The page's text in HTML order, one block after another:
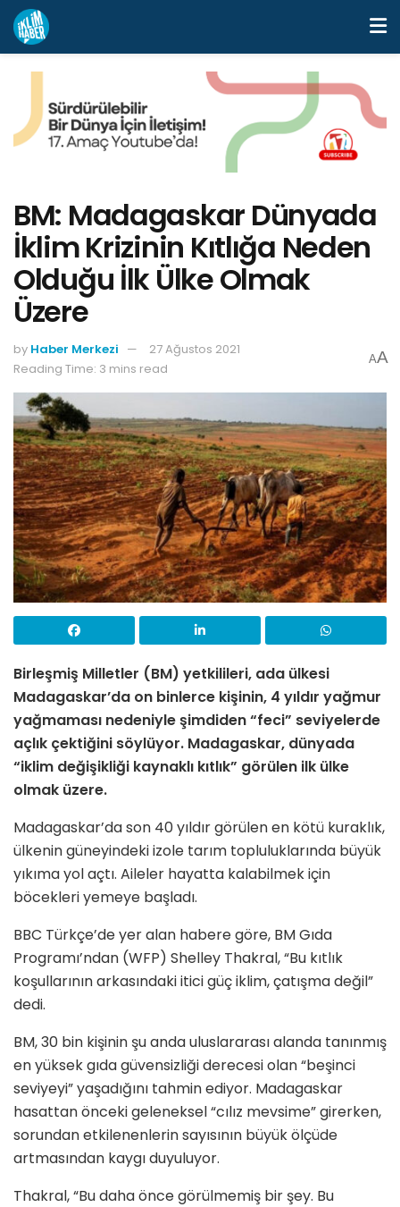
BM: Madagaskar Dünyada
İklim Krizinin Kıtlığa Neden
Olduğu İlk Ülke Olmak
Üzere
by Haber Merkezi
27 Ağustos 2021
Reading Time: 3 mins read
AA
Birleşmiş Milletler (BM) yetkilileri, ada ülkesi
Madagaskar’da on binlerce kişinin, 4 yıldır yağmur
yağmaması nedeniyle şimdiden “feci” seviyelerde
açlık çektiğini söylüyor. Madagaskar, dünyada
“iklim değişikliği kaynaklı kıtlık” görülen ilk ülke
olmak üzere.
Madagaskar’da son 40 yıldır görülen en kötü kuraklık,
ülkenin güneyindeki izole tarım topluluklarında büyük
yıkıma yol açtı. Aileler hayatta kalabilmek için
böcekleri yemeye başladı.
BBC Türkçe’de yer alan habere göre, BM Gıda
Programı’ndan (WFP) Shelley Thakral, “Bu kıtlık
koşullarının arkasındaki itici güç iklim, çatışma değil”
dedi.
BM, 30 bin kişinin şu anda uluslararası alanda tanınmış
en yüksek gıda güvensizliği derecesi olan “beşinci
seviyeyi” yaşadığını tahmin ediyor. Madagaskar
hasattan önceki geleneksel “cılız mevsime” girerken,
sorundan etkilenenlerin sayısının büyük ölçüde
artmasından kaygı duyuluyor.
Thakral, “Bu daha önce görülmemiş bir şey. Bu